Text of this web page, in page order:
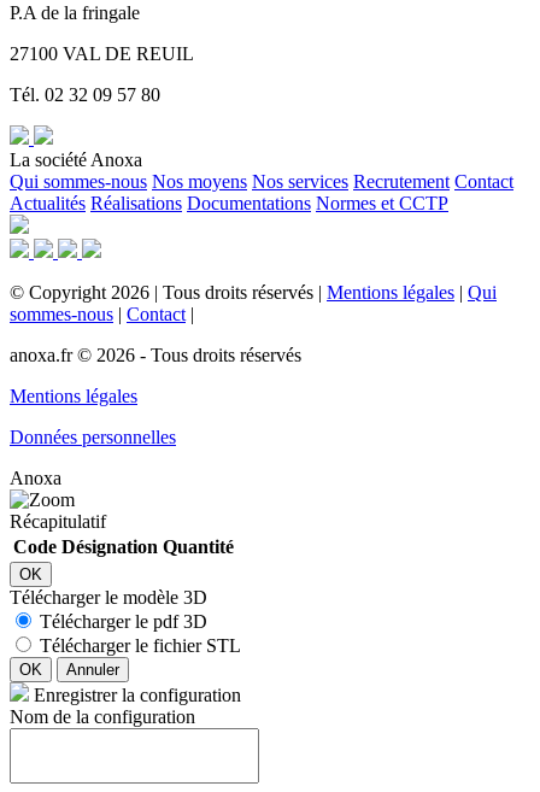
P.A de la fringale
27100 VAL DE REUIL
Tél. 02 32 09 57 80
La société Anoxa
Qui sommes-nous Nos moyens Nos services Recrutement Contact
Actualités Réalisations Documentations Normes et CCTP
© Copyright 2026 | Tous droits réservés | Mentions légales | Qui
sommes-nous | Contact |
anoxa.fr © 2026 - Tous droits réservés
Mentions légales
Données personnelles
Anoxa
Récapitulatif
Code Désignation Quantité
OK
Télécharger le modèle 3D
Télécharger le pdf 3D
Télécharger le fichier STL
OK Annuler
Enregistrer la configuration
Nom de la configuration